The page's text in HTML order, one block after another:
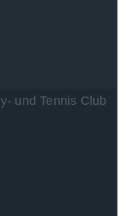
und Tennis Club